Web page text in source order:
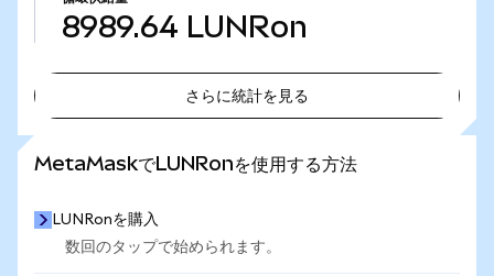
8989.64 LUNRon
さらに統計を見る
MetaMaskでLUNRonを使用する方法
LUNRonを購入
数回のタップで始められます。